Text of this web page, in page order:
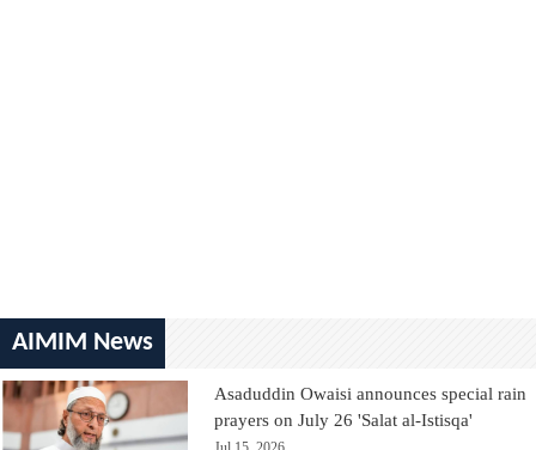
AIMIM News
Asaduddin Owaisi announces special rain
prayers on July 26 'Salat al-Istisqa'